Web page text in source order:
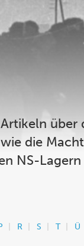
die
NS-
R S T Ü